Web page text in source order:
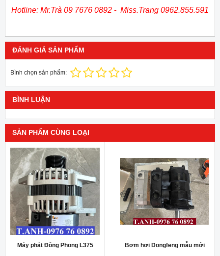
​Hotline: Mr.Trà 09 7676 0892 - Miss.Trang 0962.855.591
ĐÁNH GIÁ SẢN PHẨM
Bình chọn sản phẩm:
BÌNH LUẬN
SẢN PHẨM CÙNG LOẠI
Máy phát Đông Phong L375 Bơm hơi Dongfeng mẫu mới